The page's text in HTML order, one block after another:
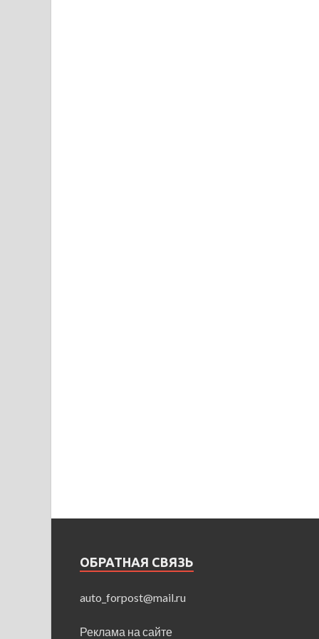
ОБРАТНАЯ СВЯЗЬ
auto_forpost@mail.ru
Реклама на сайте